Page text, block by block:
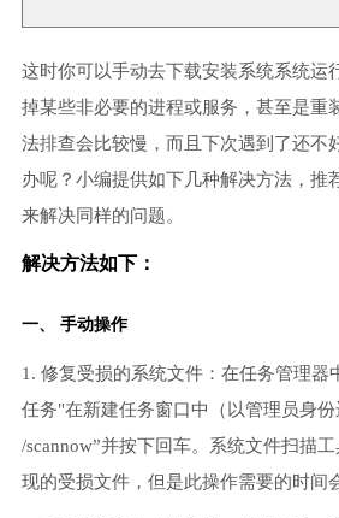
这时你可以手动去下载安装系统系统运
掉某些非必要的进程或服务，甚至是重
法排查会比较慢，而且下次遇到了还不
办呢？小编提供如下几种解决方法，推
来解决同样的问题。
解决方法如下：
一、 手动操作
1. 修复受损的系统文件：在任务管理器
任务"在新建任务窗口中（以管理员身份
/scannow”并按下回车。系统文件扫描
现的受损文件，但是此操作需要的时间